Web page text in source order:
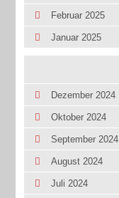
Februar 2025
Januar 2025
Dezember 2024
Oktober 2024
September 2024
August 2024
Juli 2024